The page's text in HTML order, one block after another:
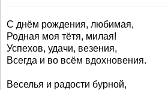
С днём рождения, любимая,
Родная моя тётя, милая!
Успехов, удачи, везения,
Всегда и во всём вдохновения.
Веселья и радости бурной,